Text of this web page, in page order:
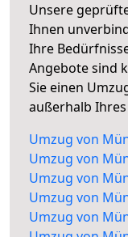
Unsere
Ihnen
Ihre
Angebote sind
Sie einen
außerhalb
Umzug von
Umzug von
Umzug von
Umzug von
Umzug von